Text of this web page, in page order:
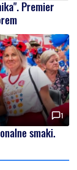
Premier
1
smaki.